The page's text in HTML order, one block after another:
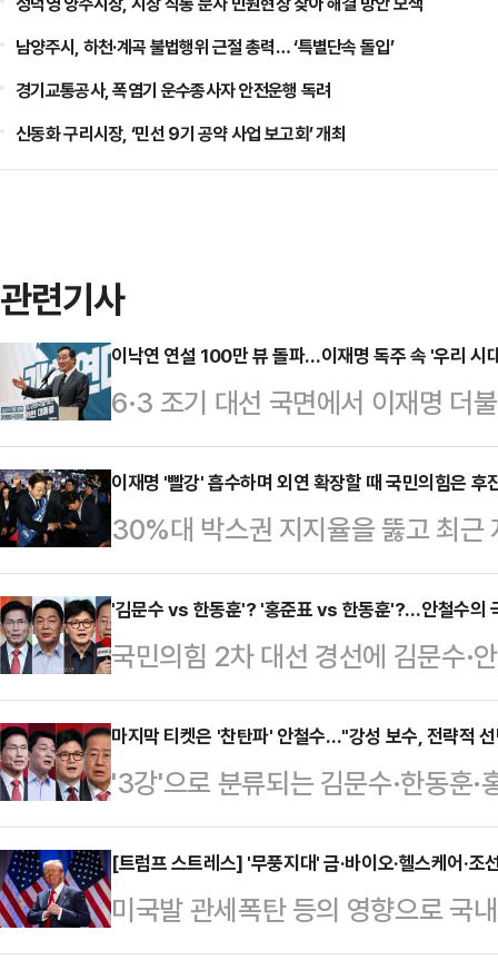
남양주시, 하천·계곡 불법행위 근절 총력… ‘특별단속 돌입’
경기교통공사, 폭염기 운수종사자 안전운행 독려
신동화 구리시장, ‘민선 9기 공약 사업 보고회’ 개최
관련기사
이낙연 연설 100만 뷰 돌파…이재명 독주 속 '우리
6·3 조기 대선 국면에서 이재명 더
있다. 이에 '윤석열·이재명 동반청
민주당 상임고문의 역할론이 정치
삼은 이른바 '초당적 국민후보'가
능성에 이목이 쏠린다.22일 정치
로 다가온 대선 국면에서 새민주당
을 긍정적으로 전망했다. 그는 이
형 개헌, 다당제와 …
이재명 '빨강' 흡수하며 외연 확장할 때 국민의힘은
30%대 박스권 지지율을 뚫고 최
주당 경선 후보는 차분하게 정책 행
모를 뽐내는 모습이다. 이 후보는
(AI) 업체와 국방과학연구소(ADD)
자 간담회, 자본시장 활성화 간담회
페인 각종 홍보물에 더불어민주당
간색을 함께 섞어 쓰고 있다. '중도·
지로 읽힌다…
'김문수 vs 한동훈'? '홍준표 vs 한동훈'?…안철수의
국민의힘 2차 대선 경선에 김문수·
진출하면서, '반탄파(탄핵 반대파)'
하게 맞서는 구도가 됐다. 정치권에
들었다고 보고 경선이 '찬탄' 기류
으로 '당심'이 약한 고리인 찬탄 후
뤄져 찬탄 후보에게 불리한 지형이
선거관리위원회는 22일 오후 김문
가 2차 경선…
마지막 티켓은 '찬탄파' 안철수…"강성 보수, 전략적
'3강'으로 분류되는 김문수·한동훈
막판까지 나경원 후보와 사투를 벌
손에 쥐었다. '찬탄파(탄핵찬성파)'
보를 꺾으면서 강성 지지층의 전략
민의힘은 22일 국회서 '대통령 후
[트럼프 스트레스] '무풍지대' 금·바이오·헬스케어·조
미국발 관세폭탄 등의 영향으로 국
선을 이어가는 종목들이 없는 것은